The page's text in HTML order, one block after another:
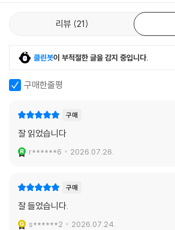
체의 이야기(4부 「달동네에서 달을 본 적 있는
지 한번 빨아보자며 서울로 진격”한 그 시절 모
며 가슴을 먹먹하게 한다.
개인사적 이야기만 불러내는 것은 아니다. 시대
야기도 담았다. 가수 김민기, 김장하, 백기완, 권
을 편가르”기 하지 않고 “남을 위해 살”았던 이
지나온 시절의 만가(挽歌)가 된다. 그리고 그 노
가는 우리를 토닥여 준다. 삿된 것들의 난무 속을
다”라고 말하며 이 세상을 살아가는 모든 보통의
를 건넨다. 잃어버린 시절을 종종 떠올리는 이들
아내기 위해 온 힘을 다하고 있다면 『묵언』이 조
리뷰 21
클린봇이 부적절한 글을 감지 중입니다.
구매한줄평
구매
잘 읽었습니다
r******6 2026.07.26.
구매
잘 들었습니다.
s******2 2026.07.24.